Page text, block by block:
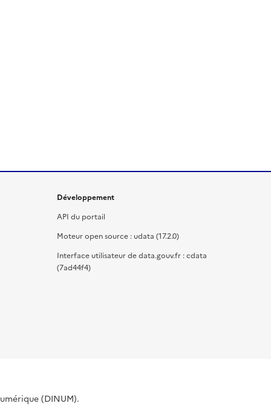
Développement
API du portail
Moteur open source : udata (17.2.0)
Interface utilisateur de data.gouv.fr : cdata
(7ad44f4)
(DINUM).